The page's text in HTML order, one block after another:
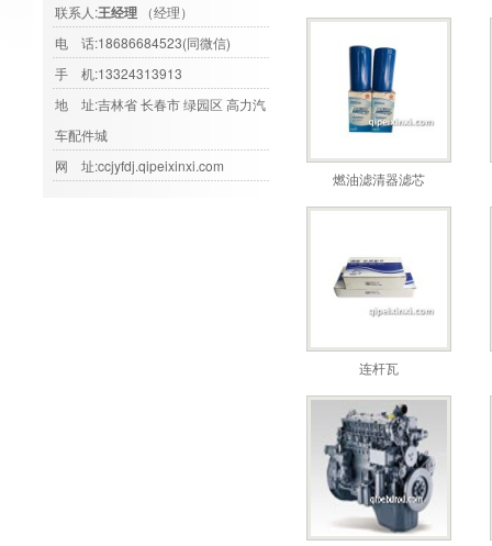
联系人:王经理 （经理）
电 话:18686684523(同微信)
手 机:13324313913
地 址:吉林省 长春市 绿园区 高力汽
车配件城
网 址:ccjyfdj.qipeixinxi.com
燃油滤清器滤芯
连杆瓦